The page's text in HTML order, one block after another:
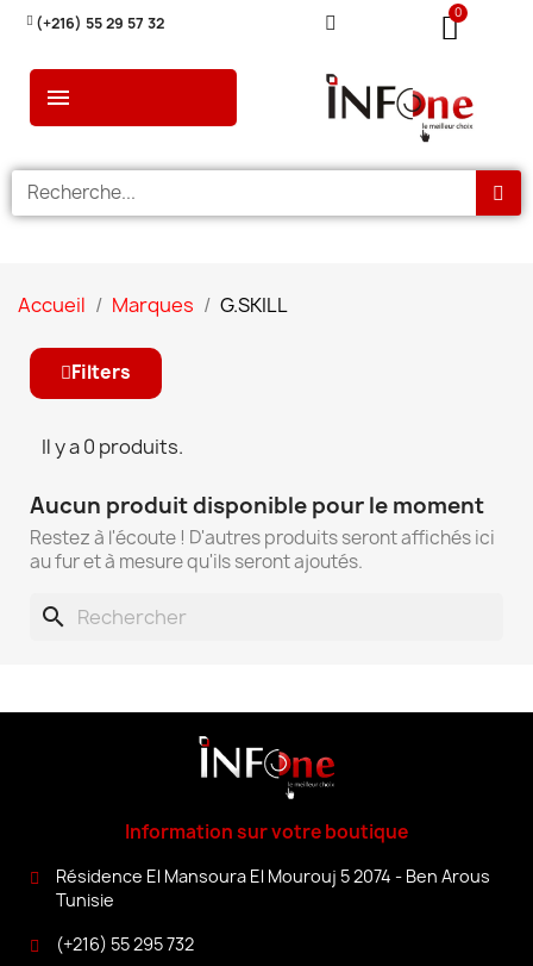
(+216) 55 29 57 32
Accueil Marques G.SKILL
Filters
Il y a 0 produits.
Aucun produit disponible pour le moment
Restez à l'écoute ! D'autres produits seront affichés ici
au fur et à mesure qu'ils seront ajoutés.
search
Information sur votre boutique
Résidence El Mansoura El Mourouj 5 2074 - Ben Arous
Tunisie
(+216) 55 295 732